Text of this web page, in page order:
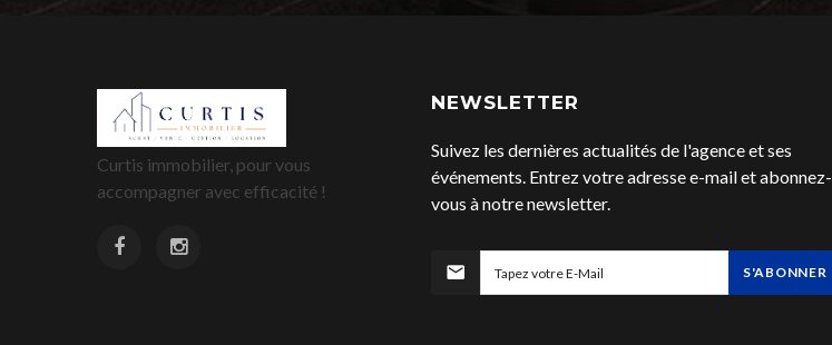
NEWSLETTER
Suivez les dernières actualités de l'agence et ses
événements. Entrez votre adresse e-mail et abonnez-
vous à notre newsletter.
S'ABONNER
Curtis immobilier, pour vous
accompagner avec efficacité !